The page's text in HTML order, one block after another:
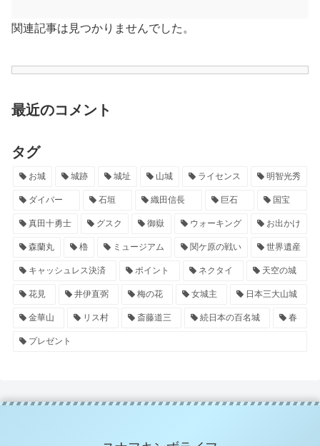
関連記事は見つかりませんでした。
最近のコメント
タグ
お城 城跡 城址 山城 ライセンス 明智光秀
ダイバー 石垣 織田信長 巨石 国宝
真田十勇士 グスク 御嶽 ウォーキング お出かけ
森蘭丸 櫓 ミュージアム 関ケ原の戦い 世界遺産
キャッシュレス決済 ポイント ネクタイ 天空の城
花見 井伊直弼 梅の花 女城主 日本三大山城
金華山 リス村 斎藤道三 続日本の百名城 春
プレゼント